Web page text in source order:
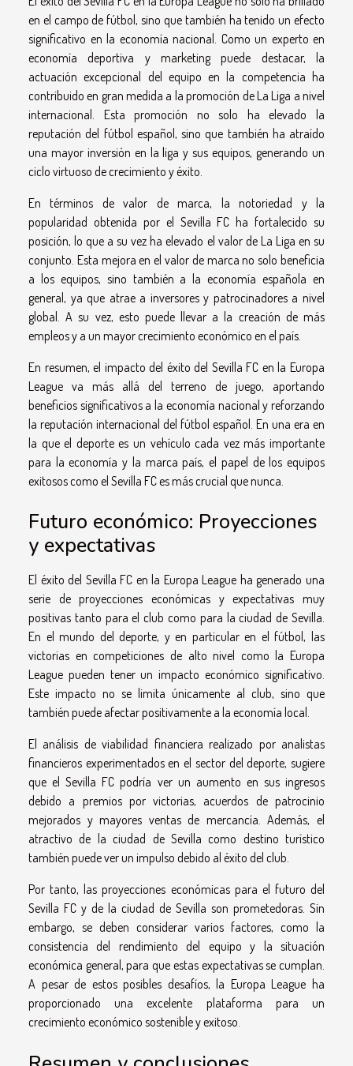
en el campo de fútbol, sino que también ha tenido un efecto
significativo en la economía nacional. Como un experto en
economía deportiva y marketing puede destacar, la
actuación excepcional del equipo en la competencia ha
contribuido en gran medida a la promoción de La Liga a nivel
internacional. Esta promoción no solo ha elevado la
reputación del fútbol español, sino que también ha atraído
una mayor inversión en la liga y sus equipos, generando un
ciclo virtuoso de crecimiento y éxito.
En términos de valor de marca, la notoriedad y la
popularidad obtenida por el Sevilla FC ha fortalecido su
posición, lo que a su vez ha elevado el valor de La Liga en su
conjunto. Esta mejora en el valor de marca no solo beneficia
a los equipos, sino también a la economía española en
general, ya que atrae a inversores y patrocinadores a nivel
global. A su vez, esto puede llevar a la creación de más
empleos y a un mayor crecimiento económico en el país.
En resumen, el impacto del éxito del Sevilla FC en la Europa
League va más allá del terreno de juego, aportando
beneficios significativos a la economía nacional y reforzando
la reputación internacional del fútbol español. En una era en
la que el deporte es un vehículo cada vez más importante
para la economía y la marca país, el papel de los equipos
exitosos como el Sevilla FC es más crucial que nunca.
Futuro económico: Proyecciones
y expectativas
El éxito del Sevilla FC en la Europa League ha generado una
serie de proyecciones económicas y expectativas muy
positivas tanto para el club como para la ciudad de Sevilla.
En el mundo del deporte, y en particular en el fútbol, las
victorias en competiciones de alto nivel como la Europa
League pueden tener un impacto económico significativo.
Este impacto no se limita únicamente al club, sino que
también puede afectar positivamente a la economía local.
El análisis de viabilidad financiera realizado por analistas
financieros experimentados en el sector del deporte, sugiere
que el Sevilla FC podría ver un aumento en sus ingresos
debido a premios por victorias, acuerdos de patrocinio
mejorados y mayores ventas de mercancía. Además, el
atractivo de la ciudad de Sevilla como destino turístico
también puede ver un impulso debido al éxito del club.
Por tanto, las proyecciones económicas para el futuro del
Sevilla FC y de la ciudad de Sevilla son prometedoras. Sin
embargo, se deben considerar varios factores, como la
consistencia del rendimiento del equipo y la situación
económica general, para que estas expectativas se cumplan.
A pesar de estos posibles desafíos, la Europa League ha
proporcionado una excelente plataforma para un
crecimiento económico sostenible y exitoso.